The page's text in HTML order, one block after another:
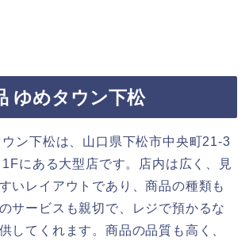
ゆめタウン下松
ン下松は、山口県下松市中央町21-3
にある大型店です。店内は広く、見
いレイアウトであり、商品の種類も
サービスも親切で、レジで預かるな
してくれます。商品の品質も高く、